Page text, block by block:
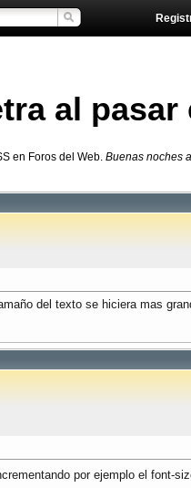
al pasar
en Foros del Web. Buenas noches
del texto se hiciera mas
por ejemplo el font-